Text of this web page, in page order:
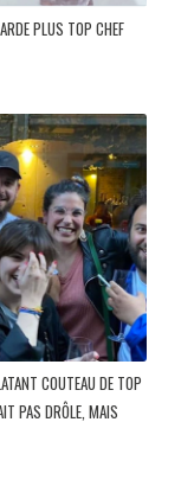
PLUS TOP CHEF
COUTEAU DE TOP
PAS DRÔLE, MAIS